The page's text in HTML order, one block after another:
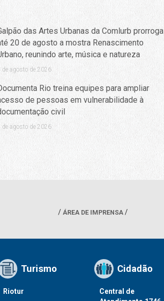
das Artes Urbanas da Comlurb prorroga
20 de agosto a mostra Renascimento
reunindo arte, música e natureza
de agosto de 2026
Rio treina equipes para ampliar
de pessoas em vulnerabilidade à
civil
de agosto de 2026
ÁREA DE IMPRENSA
Turismo
Riotur
Cidadão
Central de